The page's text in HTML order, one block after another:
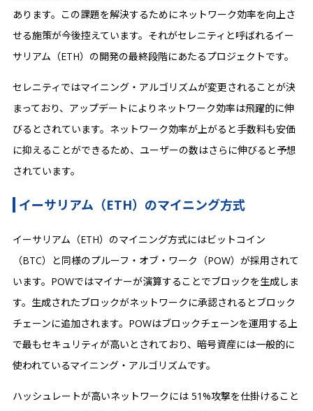
あります。この課題を解決するためにネットワーク効率を向上さ
せる施策が今後控えています。それがセレニティと呼ばれるイー
サリアム（ETH）の開発の最終段階にあたるプロジェクトです。
セレニティではマイニング・アルゴリズムが変更されることが決
まっており、アップデートによりネットワーク効率は飛躍的に伸
びるとされています。ネットワーク効率が上がると手数料も安価
に抑えることができるため、ユーザーの数はさらに伸びると予想
されています。
イーサリアム（ETH）のマイニング方式
イーサリアム（ETH）のマイニング方式にはビットコイン
（BTC）と同様のプルーフ・オブ・ワーク（POW）が採用されて
います。POWではマイナーが演算することでブロックを生成しま
す。生成されたブロックがネットワークに承認されるとブロック
チェーンに追加されます。POWはブロックチェーンを運用する上
で最もセキュリティが高いとされており、暗号資産には一般的に
使われているマイニング・アルゴリズムです。
ハッシュレートが高いネットワークには 51%攻撃を仕掛けること